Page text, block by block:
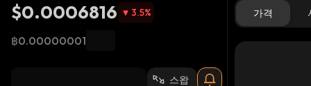
$0.0006816 3.5%
฿0.00000001
스왑
가격